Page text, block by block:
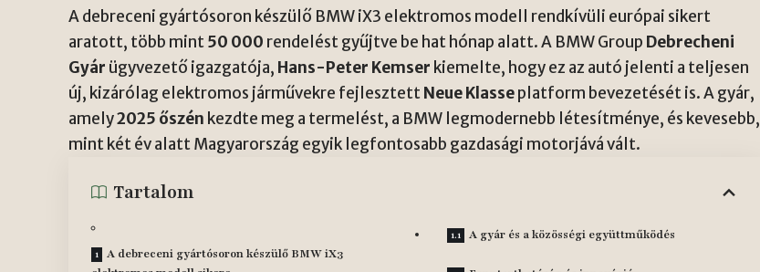
A debreceni gyártósoron készülő BMW iX3 elektromos modell rendkívüli európai sikert
aratott, több mint50 000 rendelést gyűjtve be hat hónap alatt. A BMW Group Debrecheni
Gyár ügyvezető igazgatója, Hans-Peter Kemser kiemelte, hogy ez az autó jelenti a teljesen
új, kizárólag elektromos járművekre fejlesztettNeue Klasseplatform bevezetését is. A gyár,
amely2025 őszén kezdte meg a termelést, a BMW legmodernebb létesítménye, és kevesebb,
mint két év alatt Magyarország egyik legfontosabb gazdasági motorjává vált.
Tartalom
A debreceni gyártósoron készülő BMW iX3
A gyár és a közösségi együttműködés